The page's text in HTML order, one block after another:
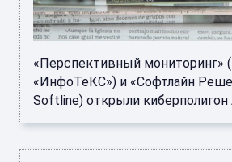
«Перспективный мониторинг»
«ИнфоТеКС») и «Софтлайн
Softline) открыли киберполигон